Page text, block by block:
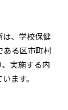
、学校保健
ある区市町村
実施する内
ます。